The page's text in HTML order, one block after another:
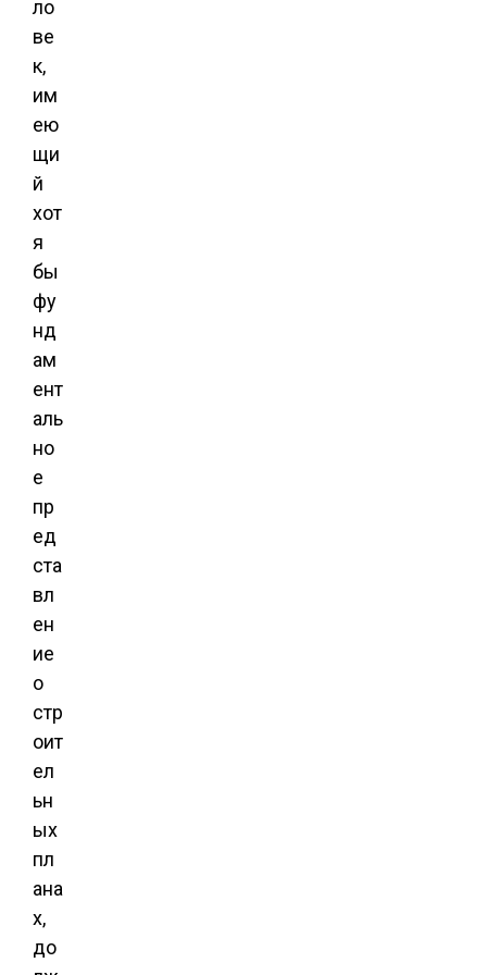
ло
ве
к,
им
ею
щи
й
хот
я
бы
фу
нд
ам
ент
аль
но
е
пр
ед
ста
вл
ен
ие
о
стр
оит
ел
ьн
ых
пл
ана
х,
до